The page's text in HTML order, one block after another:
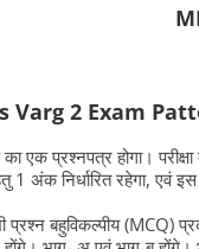
Varg 2 Exam
एक प्रश्‍नपत्र होगा।
1 अंक निर्धारित रहेगा, एवं
प्रश्‍न बहुविकल्‍पीय (MCQ)